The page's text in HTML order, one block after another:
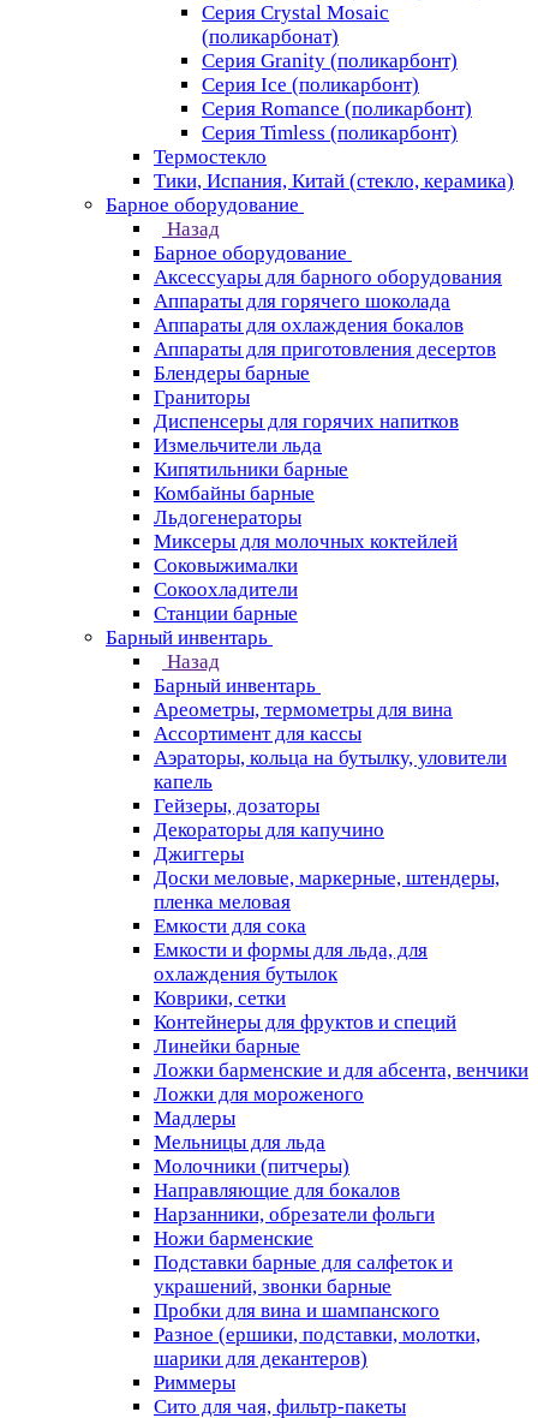
Серия Crystal Mosaic
(поликарбонат)
Серия Granity (поликарбонт)
Серия Ice (поликарбонт)
Серия Romance (поликарбонт)
Серия Timless (поликарбонт)
Термостекло
Тики, Испания, Китай (стекло, керамика)
Барное оборудование
Назад
Барное оборудование
Аксессуары для барного оборудования
Аппараты для горячего шоколада
Аппараты для охлаждения бокалов
Аппараты для приготовления десертов
Блендеры барные
Граниторы
Диспенсеры для горячих напитков
Измельчители льда
Кипятильники барные
Комбайны барные
Льдогенераторы
Миксеры для молочных коктейлей
Соковыжималки
Сокоохладители
Станции барные
Барный инвентарь
Назад
Барный инвентарь
Ареометры, термометры для вина
Ассортимент для кассы
Аэраторы, кольца на бутылку, уловители
капель
Гейзеры, дозаторы
Декораторы для капучино
Джиггеры
Доски меловые, маркерные, штендеры,
пленка меловая
Емкости для сока
Емкости и формы для льда, для
охлаждения бутылок
Коврики, сетки
Контейнеры для фруктов и специй
Линейки барные
Ложки барменские и для абсента, венчики
Ложки для мороженого
Мадлеры
Мельницы для льда
Молочники (питчеры)
Направляющие для бокалов
Нарзанники, обрезатели фольги
Ножи барменские
Подставки барные для салфеток и
украшений, звонки барные
Пробки для вина и шампанского
Разное (ершики, подставки, молотки,
шарики для декантеров)
Риммеры
Сито для чая, фильтр-пакеты